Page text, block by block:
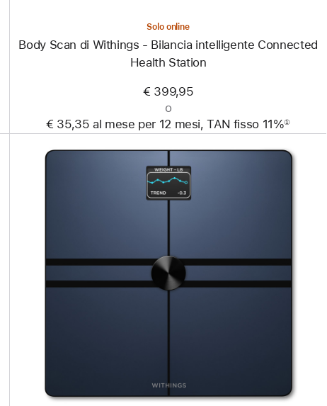
Solo online
Body Scan di Withings - Bilancia intelligente Connected
Health Station
€ 399,95
o
€ 35,35 al mese per 12 mesi, TAN fisso 11%
Nota
①
Precedente
Immagine
-
Wi-
Fi